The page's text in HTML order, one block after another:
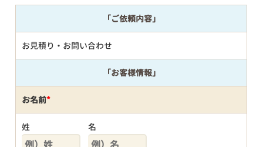
「ご依頼内容」
お見積り・お問い合わせ
「お客様情報」
お名前*
姓 名